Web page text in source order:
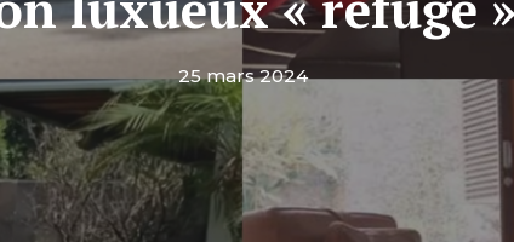
25 mars 2024